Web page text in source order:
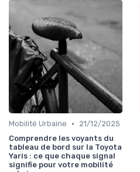
Mobilité Urbaine •
21/12/2025
Comprendre les voyants du
tableau de bord sur la Toyota
Yaris : ce que chaque signal
signifie pour votre mobilité